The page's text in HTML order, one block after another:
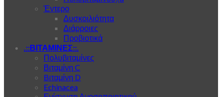
Έντερο
Δυσκοιλιότητα
Διάρροιες
Προβιοτικά
.::ΒΙΤΑΜΙΝΕΣ::.
Πολυβιταμίνες
Βιταμίνη C
Bιταμίνη D
Echinacea